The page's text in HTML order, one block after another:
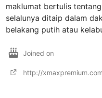
maklumat bertulis
selalunya ditaip dalam
belakang putih atau
Joined on
http://